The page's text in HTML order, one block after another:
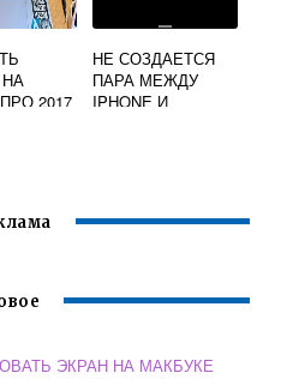
2017
НЕ СОЗДАЕТСЯ
ПАРА МЕЖДУ
IPHONE И
ЭКРАН НА МАКБУКЕ